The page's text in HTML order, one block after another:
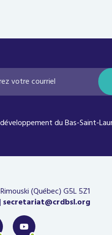
du Bas-Saint-
(Québec)G5L 5Z1
| secretariat@crdbsl.org